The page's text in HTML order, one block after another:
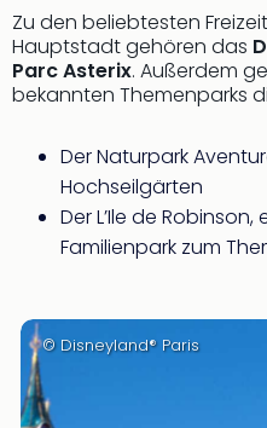
Zu den beliebtesten
Hauptstadt gehören das
Parc Asterix. Außerdem
bekannten Themenparks
Der Naturpark
Hochseilgärten
Der L’Ile de
Familienpark zum
© Disneyland® Paris